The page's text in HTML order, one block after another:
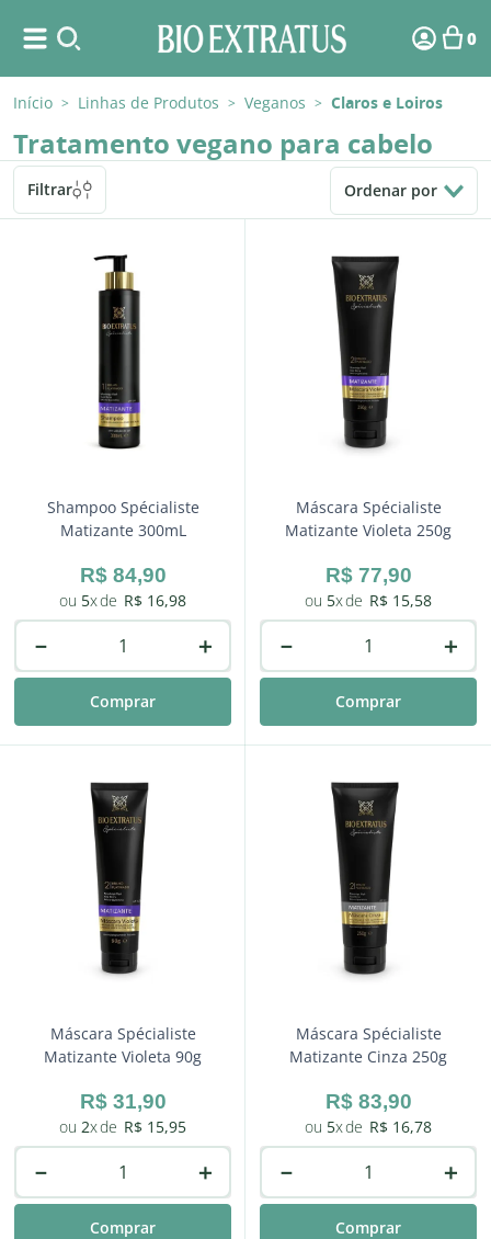
0
Início > Linhas de Produtos > Veganos > Claros e Loiros
Tratamento vegano para cabelo
Filtrar Ordenar por
Shampoo Spécialiste
Matizante 300mL
R$ 84,90
5 R$ 16,98
＋
－
Comprar
Máscara Spécialiste
Matizante Violeta 250g
R$ 77,90
5 R$ 15,58
＋
－
Comprar
Máscara Spécialiste
Matizante Violeta 90g
R$ 31,90
2 R$ 15,95
＋
－
Comprar
Máscara Spécialiste
Matizante Cinza 250g
R$ 83,90
5 R$ 16,78
＋
－
Comprar